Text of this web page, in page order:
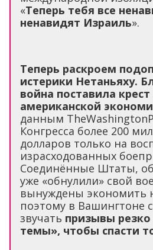
«Теперь тебя все
ненавидят Израиль».
Теперь раскроем
истерики Нетаньяху.
война поставила крест
американской
данным
Конгресса более 200
долларов только на
израсходованных
Соединённые Штаты,
уже «обнулили» свой
вынуждены экономить
поэтому в Вашингтоне
звучать призывы резко
темы», чтобы спасти